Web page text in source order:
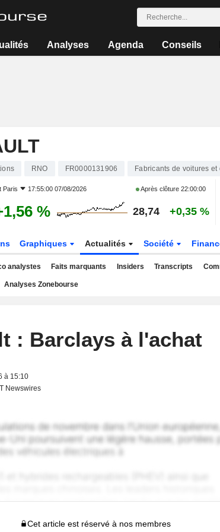
Analyses Agenda Conseils
RNO FR0000131906 Fabricants de voitures et
Paris 17:55:00 07/08/2026 Après clôture22:00:00
% 28,74 +0,35 %
Graphiques Actualités Société
analystes Faits marquants Insiders Transcripts
Analyses Zonebourse
: Barclays à l'achat
à 15:10
Newswires
Cet article est réservé à nos membres